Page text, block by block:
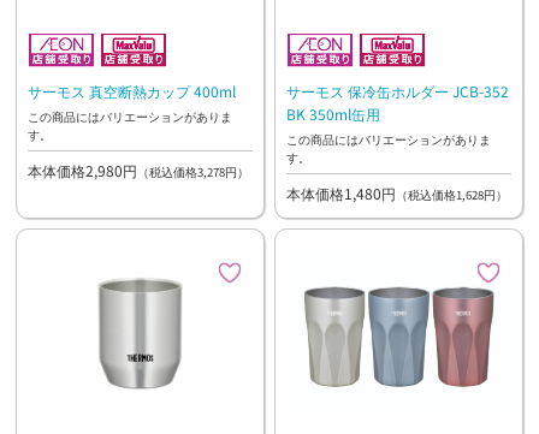
サーモス 真空断熱カップ 400ml
この商品にはバリエーションがありま
す。
本体価格2,980円 （税込価格3,278円）
サーモス 保冷缶ホルダー JCB-352
BK 350ml缶用
この商品にはバリエーションがありま
す。
本体価格1,480円 （税込価格1,628円）